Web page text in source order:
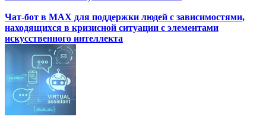
Чат-бот в MAX для поддержки людей с зависимостями,
находящихся в кризисной ситуации с элементами
искусственного интеллекта